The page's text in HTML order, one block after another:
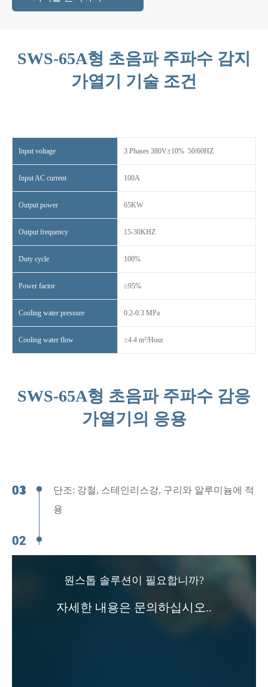
SWS-65A형 초음파 주파수 감지
가열기 기술 조건
Input voltage 3 Phases 380V±10% 50/60HZ
Input AC current 100A
Output power 65KW
Output frequency 15-30KHZ
Duty cycle 100%
Power factor ≥95%
Cooling water pressure 0.2-0.3 MPa
Cooling water flow ≥4.4 m³/Hour
SWS-65A형 초음파 주파수 감응
가열기의 응용
단조: 강철, 스테인리스강, 구리와 알루미늄에 적
용
원스톱 솔루션이 필요합니까?
자세한 내용은 문의하십시오..